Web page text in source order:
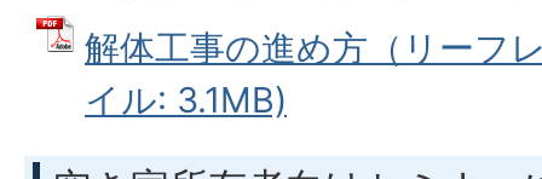
解体工事の進め方（リーフ
イル: 3.1MB)